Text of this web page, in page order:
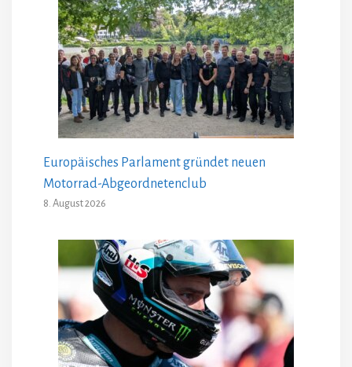
Europäisches Parlament gründet neuen
Motorrad-Abgeordnetenclub
8. August 2026